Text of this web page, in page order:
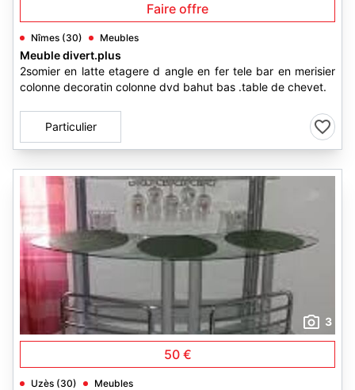
Faire offre
Nîmes (30) Meubles
Meuble divert.plus
2somier en latte etagere d angle en fer tele bar en merisier
colonne decoratin colonne dvd bahut bas .table de chevet.
Particulier
3
50 €
Uzès (30) Meubles